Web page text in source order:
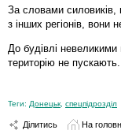
За словами силовиків,
з інших регіонів, вони
До будівлі невеликими
територію не пускають.
Теги: Донецьк спецпідрозділ
Ділитись На